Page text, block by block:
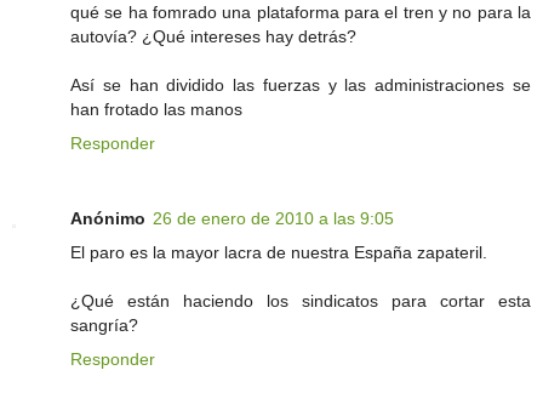
qué se ha fomrado una plataforma para el tren y no para la
autovía? ¿Qué intereses hay detrás?
Así se han dividido las fuerzas y las administraciones se
han frotado las manos
Responder
Anónimo 26 de enero de 2010 a las 9:05
El paro es la mayor lacra de nuestra España zapateril.
¿Qué están haciendo los sindicatos para cortar esta
sangría?
Responder